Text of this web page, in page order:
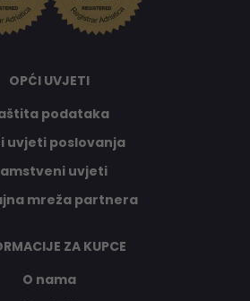
OPĆI UVJETI
podataka
uvjeti poslovanja
uvjeti
mreža partnera
ZA KUPCE
O nama